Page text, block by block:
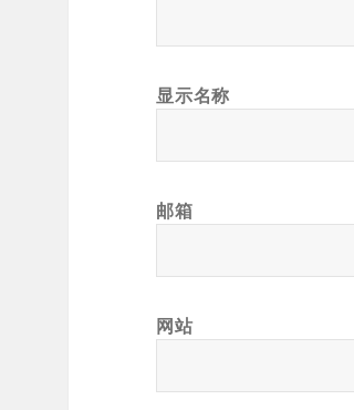
显示名称
邮箱
网站